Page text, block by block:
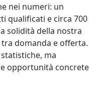
nei numeri: un
qualificati e circa 700
solidità della nostra
domanda e offerta.
ma
opportunità concrete